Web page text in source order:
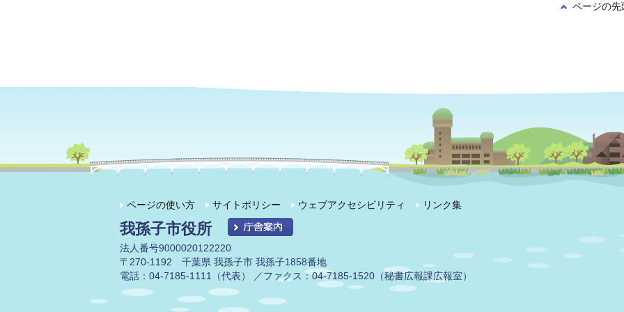
ページの先
ページの使い方 サイトポリシー ウェブアクセシビリティ リンク集
我孫子市役所
法人番号9000020122220
〒270-1192 千葉県 我孫子市 我孫子1858番地
電話：04-7185-1111（代表） ／ファクス：04-7185-1520（秘書広報課広報室）